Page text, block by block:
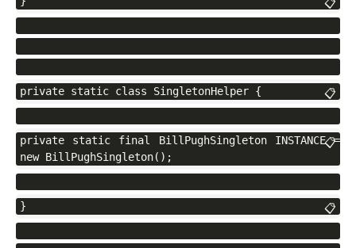
📋
private static class SingletonHelper { 📋
private static final BillPughSingleton INSTANCE =
new BillPughSingleton();
📋
} 📋